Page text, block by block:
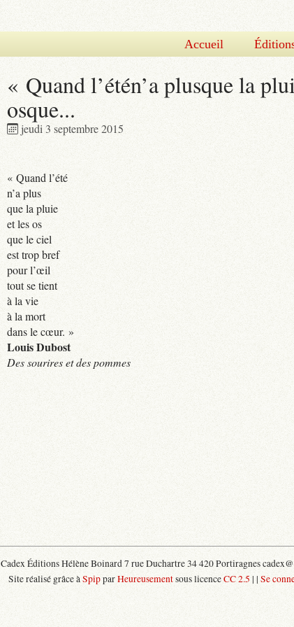
Accueil
« Quand l’étén’a plusque la
osque...
jeudi 3 septembre 2015
« Quand l’été
n’a plus
que la pluie
et les os
que le ciel
est trop bref
pour l’œil
tout se tient
à la vie
à la mort
dans le cœur. »
Louis Dubost
Des sourires et des pommes
Cadex Éditions Hélène Boinard 7 rue Duchartre 34 420 Portiragnes
Site réalisé grâce àSpipparHeureusementsous licenceCC 2.5 | | Se